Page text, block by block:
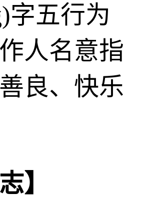
字五行为
人名意指
良、快乐
】